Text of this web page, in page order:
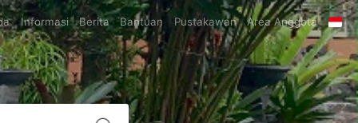
Informasi Berita Bantuan Pustakawan Area Anggota